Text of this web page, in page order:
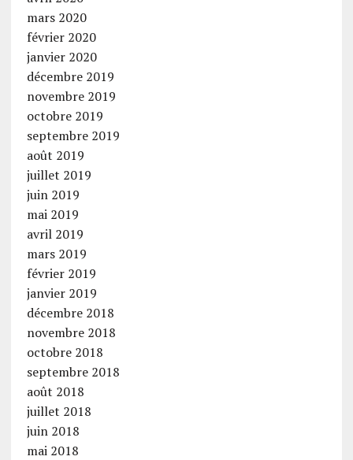
mars 2020
février 2020
janvier 2020
décembre 2019
novembre 2019
octobre 2019
septembre 2019
août 2019
juillet 2019
juin 2019
mai 2019
avril 2019
mars 2019
février 2019
janvier 2019
décembre 2018
novembre 2018
octobre 2018
septembre 2018
août 2018
juillet 2018
juin 2018
mai 2018